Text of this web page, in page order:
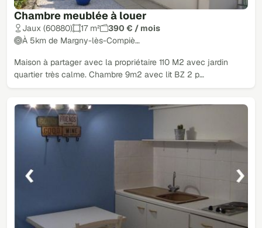
Chambre meublée à louer
Jaux (60880) 17 m²
390 € / mois
À 5km de Margny-lès-Compiè…
Maison à partager avec la propriétaire 110 M2 avec jardin
quartier très calme. Chambre 9m2 avec lit BZ 2 p…